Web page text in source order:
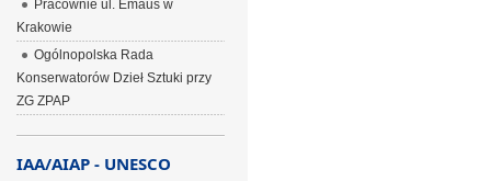
Pracownie ul. Emaus w
Krakowie
Ogólnopolska Rada
Konserwatorów Dzieł Sztuki przy
ZG ZPAP
IAA/AIAP - UNESCO